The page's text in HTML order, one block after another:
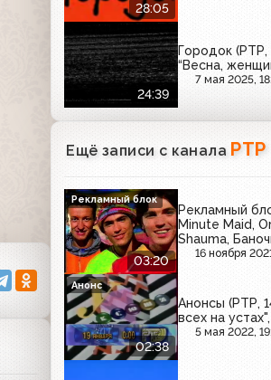
28:05
24:39
Городок (РТР,
“Весна,
7 мая 2025,
Ещё записи с канала РТР
03:20
Рекламный
Minute Maid,
Shauma,
Spearmint,
16 ноября
Рекламный блок
02:38
Анонсы (РТР,
всех на
5 мая 2022,
Анонс